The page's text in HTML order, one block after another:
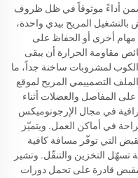
أداءً موثوقاً في ظل ظروف
بالتشغيل المريح بيدي واحدة،
مهام أخرى أو الحفاظ على
مقاومة الحرارة أن يبقى
لمشروبات ساخنة جداً، ما
التصمييمي المريح لموقع
على المفاصل والعضلات أثناء
في مجال الإرجونوميكس
في أماكن العمل. ويتميّز
التي توفّر مسافة كافية
تسهّل التخزين والتنقّل. وتشير
قادرة على تحمل دورات